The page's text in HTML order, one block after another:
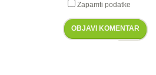
Zapamti podatke
OBJAVI KOMENTAR